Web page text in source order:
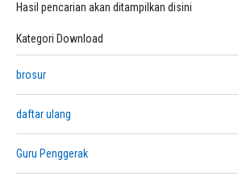
Hasil pencarian akan ditampilkan disini
Kategori Download
brosur
daftar ulang
Guru Penggerak